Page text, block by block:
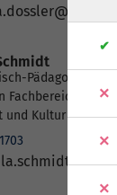
Pädagogische
und Kultur